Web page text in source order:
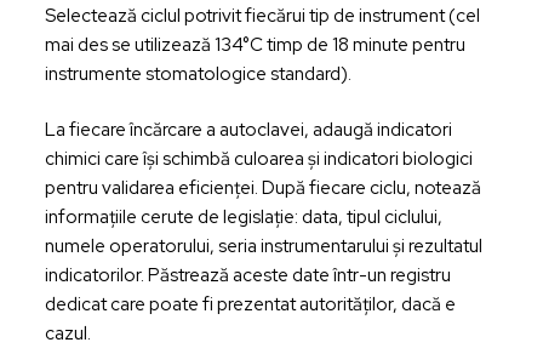
Selectează ciclul potrivit fiecărui tip de instrument (cel
mai des se utilizează 134°C timp de 18 minute pentru
instrumente stomatologice standard).
La fiecare încărcare a autoclavei, adaugă indicatori
chimici care își schimbă culoarea și indicatori biologici
pentru validarea eficienței. După fiecare ciclu, notează
informațiile cerute de legislație: data, tipul ciclului,
numele operatorului, seria instrumentarului și rezultatul
indicatorilor. Păstrează aceste date într-un registru
dedicat care poate fi prezentat autorităților, dacă e
cazul.